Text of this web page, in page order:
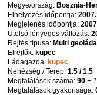
Megye/ország: Bosznia-
Elhelyezés időpontja:
Megjelenés időpontja:
Utolsó lényeges változás:
Rejtés típusa: Multi geoláda
Elrejtők: kupec
Ládagazda: kupec
Nehézség / Terep:1.5 / 1.5
Megtalálások száma:90 +
Megtalálások gyakorisága: